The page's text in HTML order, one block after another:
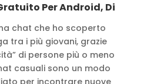
Per Android, Di
chat che ho scoperto
tra i più giovani, grazie
di persone più o meno
casuali sono un modo
per incontrare nuove